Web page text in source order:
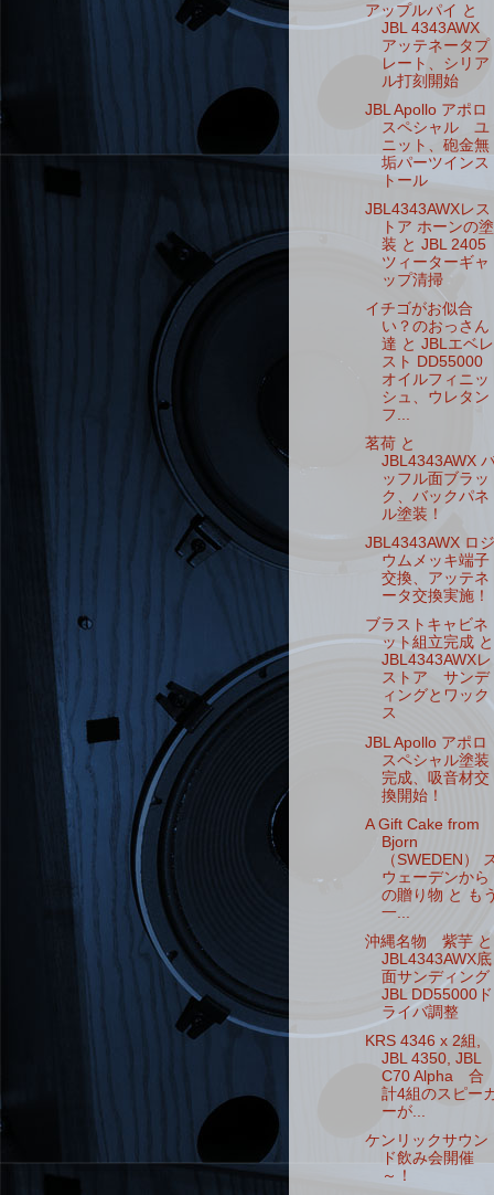
アップルパイ と
JBL 4343AWX
アッテネータプ
レート、シリア
ル打刻開始
JBL Apollo アポロ
スペシャル ユ
ニット、砲金無
垢パーツインス
トール
JBL4343AWXレス
トア ホーンの塗
装 と JBL 2405
ツィーターギャ
ップ清掃
イチゴがお似合
い？のおっさん
達 と JBLエベレ
スト DD55000
オイルフィニッ
シュ、ウレタン
フ...
茗荷 と
JBL4343AWX
ッフル面ブラッ
ク、バックパネ
ル塗装！
JBL4343AWX ロジ
ウムメッキ端子
交換、アッテネ
ータ交換実施！
ブラストキャビネ
ット組立完成 と
JBL4343AWXレ
ストア サンデ
ィングとワック
ス
JBL Apollo アポロ
スペシャル塗装
完成、吸音材交
換開始！
A Gift Cake from
Bjorn
（SWEDEN）
ウェーデンから
の贈り物 と も
一...
沖縄名物 紫芋 と
JBL4343AWX底
面サンディング
JBL DD55000ド
ライバ調整
KRS 4346 x 2組,
JBL 4350, JBL
C70 Alpha 合
計4組のスピー
ーが...
ケンリックサウン
ド飲み会開催
～！